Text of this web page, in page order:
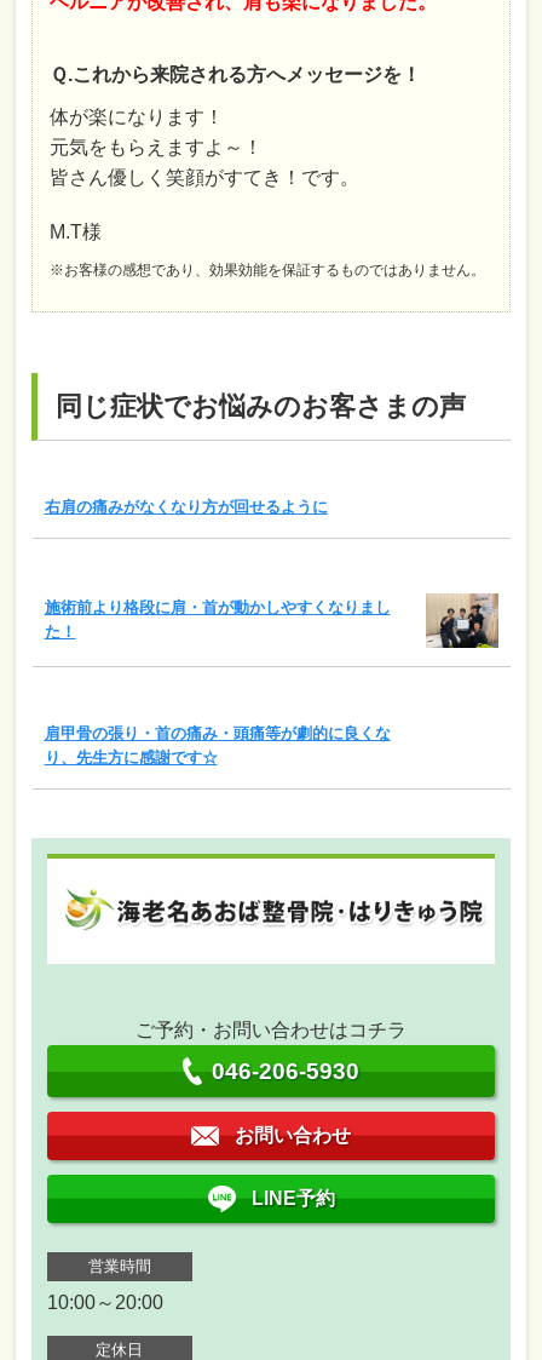
Ｑ.これから来院される方へメッセージを！
体が楽になります！
元気をもらえますよ～！
皆さん優しく笑顔がすてき！です。
M.T様
※お客様の感想であり、効果効能を保証するものではありません。
同じ症状でお悩みのお客さまの声
右肩の痛みがなくなり方が回せるように
施術前より格段に肩・首が動かしやすくなりまし
た！
肩甲骨の張り・首の痛み・頭痛等が劇的に良くな
り、先生方に感謝です☆
ご予約・お問い合わせはコチラ
046-206-5930
お問い合わせ
LINE予約
営業時間
10:00～20:00
定休日